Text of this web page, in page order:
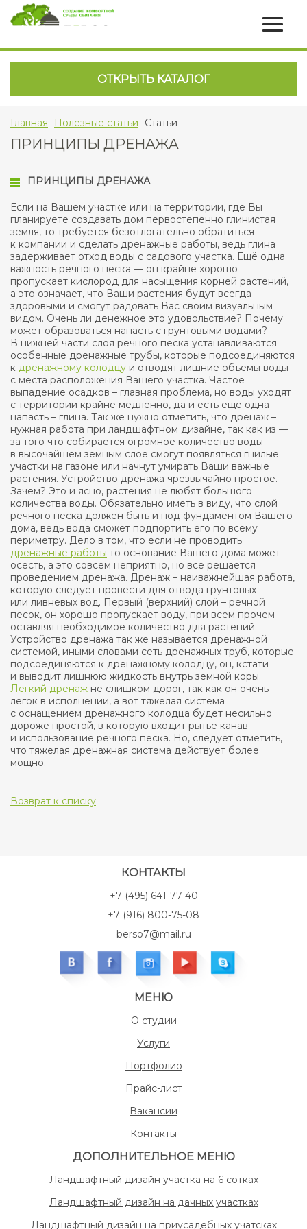
ОТКРЫТЬ КАТАЛОГ
Главная Полезные статьи Статьи
ПРИНЦИПЫ ДРЕНАЖА
ПРИНЦИПЫ ДРЕНАЖА
Если на Вашем участке или на территории, где Вы
планируете создавать дом первостепенно глинистая
земля, то требуется безотлогательно обратиться
к компании и сделать дренажные работы, ведь глина
задерживает отход воды с садового участка. Ещё одна
важность речного песка — он крайне хорошо
пропускает кислород для насыщения корней растений,
а это означает, что Ваши растения будут всегда
здоровыми и смогут радовать Вас своим визуальным
видом. Очень ли денежное это удовольствие? Почему
может образоваться напасть с грунтовыми водами?
В нижней части слоя речного песка устанавливаются
особенные дренажные трубы, которые подсоединяются
к дренажному колодцу и отводят лишние объемы воды
с места расположения Вашего участка. Частое
выпадение осадков – главная проблема, но воды уходят
с территории крайне медленно, да и есть ещё одна
напасть – глина. Так же нужно отметить, что дренаж –
нужная работа при ландшафтном дизайне, так как из —
за того что собирается огромное количество воды
в высочайшем земным слое смогут появляться гнилые
участки на газоне или начнут умирать Ваши важные
растения. Устройство дренажа чрезвычайно простое.
Зачем? Это и ясно, растения не любят большого
количества воды. Обязательно иметь в виду, что слой
речного песка должен быть и под фундаментом Вашего
дома, ведь вода сможет подпортить его по всему
периметру. Дело в том, что если не проводить
дренажные работы то основание Вашего дома может
осесть, а это совсем неприятно, но все решается
проведением дренажа. Дренаж – наиважнейшая работа,
которую следует провести для отвода грунтовых
или ливневых вод. Первый (верхний) слой – речной
песок, он хорошо пропускает воду, при всем прочем
оставляя необходимое количество для растений.
Устройство дренажа так же называется дренажной
системой, иными словами сеть дренажных труб, которые
подсоединяются к дренажному колодцу, он, кстати
и выводит лишнюю жидкость внутрь земной коры.
Легкий дренаж не слишком дорог, так как он очень
легок в исполнении, а вот тяжелая система
с оснащением дренажного колодца будет несильно
дороже простой, в которую входит рытье канав
и использование речного песка. Но, следует отметить,
что тяжелая дренажная система действует более
мощно.
Возврат к списку
КОНТАКТЫ
+7 (495) 641-77-40
+7 (916) 800-75-08
berso7@mail.ru
МЕНЮ
О студии
Услуги
Портфолио
Прайс-лист
Вакансии
Контакты
ДОПОЛНИТЕЛЬНОЕ МЕНЮ
Ландшафтный дизайн участка на 6 сотках
Ландшафтный дизайн на дачных участках
Ландшафтный дизайн на приусадебных учатсках